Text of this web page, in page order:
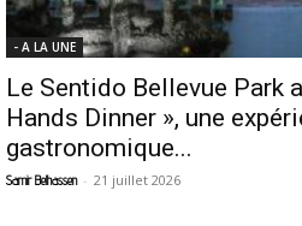
- A LA UNE
Le Sentido Bellevue Park
Hands Dinner », une
gastronomique...
Samir Belhassen - 21 juillet 2026